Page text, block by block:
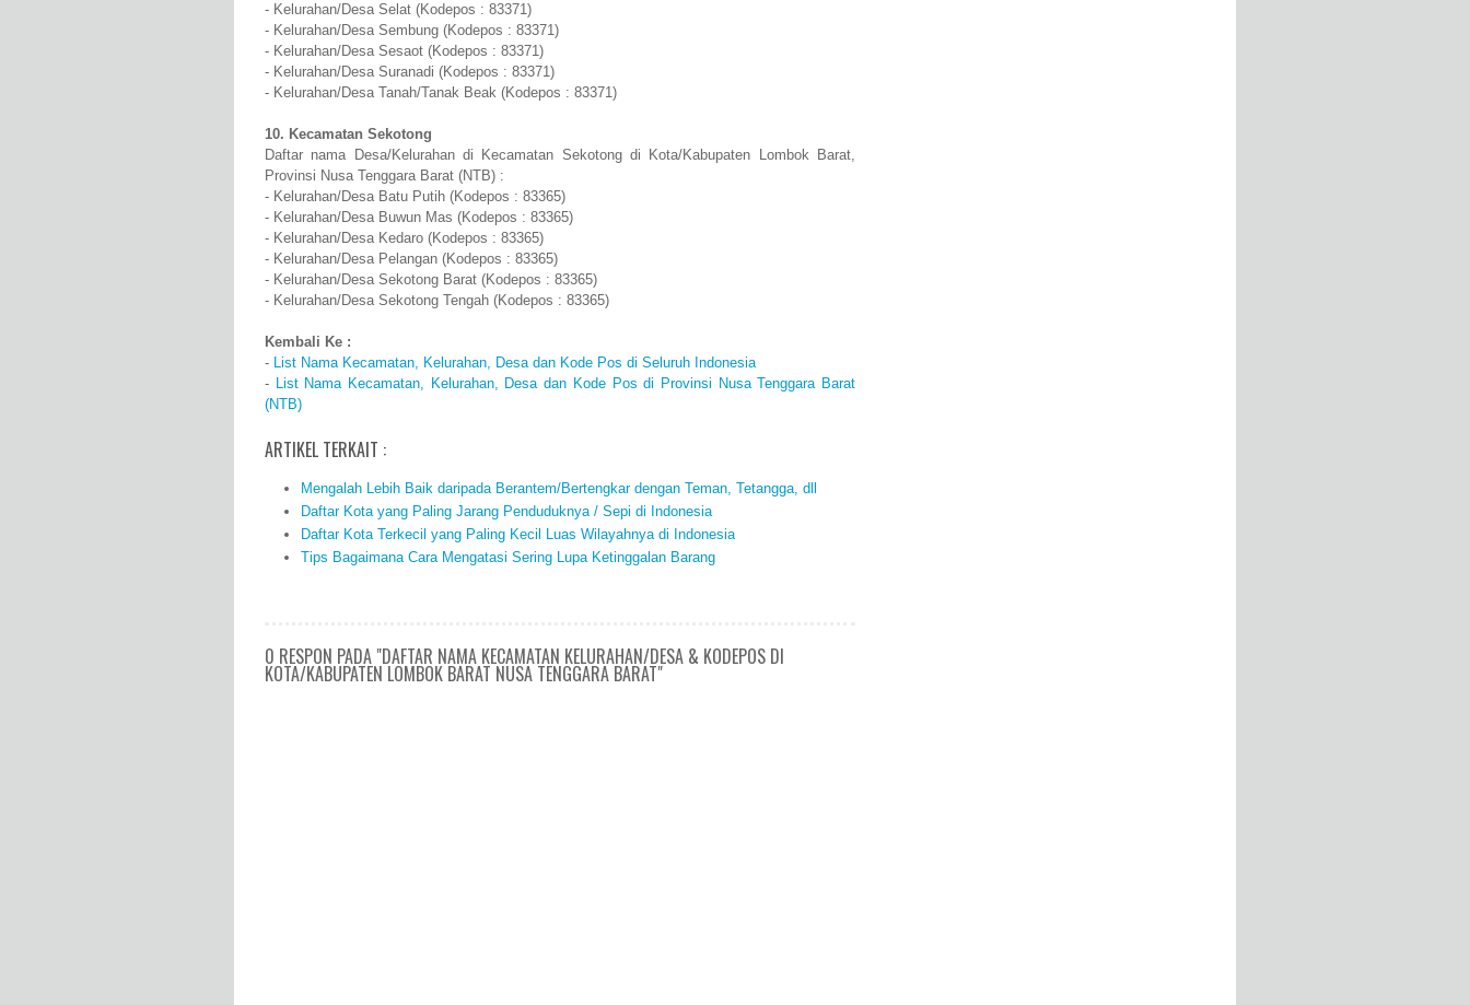
- Kelurahan/Desa Selat (Kodepos : 83371)
- Kelurahan/Desa Sembung (Kodepos : 83371)
- Kelurahan/Desa Sesaot (Kodepos : 83371)
- Kelurahan/Desa Suranadi (Kodepos : 83371)
- Kelurahan/Desa Tanah/Tanak Beak (Kodepos : 83371)
10. Kecamatan Sekotong
Daftar nama Desa/Kelurahan di Kecamatan Sekotong di Kota/Kabupaten Lombok Barat,
Provinsi Nusa Tenggara Barat (NTB) :
- Kelurahan/Desa Batu Putih (Kodepos : 83365)
- Kelurahan/Desa Buwun Mas (Kodepos : 83365)
- Kelurahan/Desa Kedaro (Kodepos : 83365)
- Kelurahan/Desa Pelangan (Kodepos : 83365)
- Kelurahan/Desa Sekotong Barat (Kodepos : 83365)
- Kelurahan/Desa Sekotong Tengah (Kodepos : 83365)
Kembali Ke :
- List Nama Kecamatan, Kelurahan, Desa dan Kode Pos di Seluruh Indonesia
- List Nama Kecamatan, Kelurahan, Desa dan Kode Pos di Provinsi Nusa Tenggara Barat
(NTB)
ARTIKEL TERKAIT :
Mengalah Lebih Baik daripada Berantem/Bertengkar dengan Teman, Tetangga, dll
Daftar Kota yang Paling Jarang Penduduknya / Sepi di Indonesia
Daftar Kota Terkecil yang Paling Kecil Luas Wilayahnya di Indonesia
Tips Bagaimana Cara Mengatasi Sering Lupa Ketinggalan Barang
0 RESPON PADA "DAFTAR NAMA KECAMATAN KELURAHAN/DESA & KODEPOS DI
KOTA/KABUPATEN LOMBOK BARAT NUSA TENGGARA BARAT"